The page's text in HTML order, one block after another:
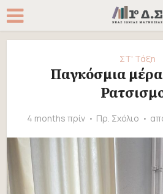
ΣΤ' Τάξη
Παγκόσμια
4 months πρίν Πρ. Σχόλιο